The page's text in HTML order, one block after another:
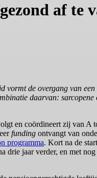
af te
de overgang van
daarvan:
en coördineert zij van A
funding ontvangt van
programma. Kort na de
drie jaar verder, en met nog